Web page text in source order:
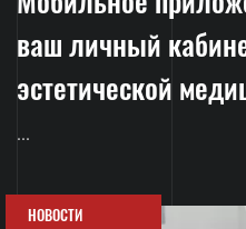
ваш личный
эстетической
...
НОВОСТИ